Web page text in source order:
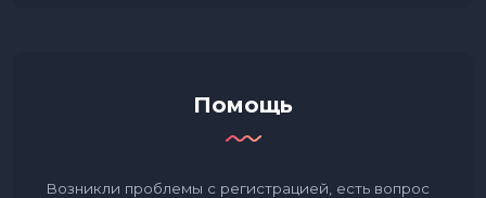
Помощь
Возникли проблемы с регистрацией, есть вопрос